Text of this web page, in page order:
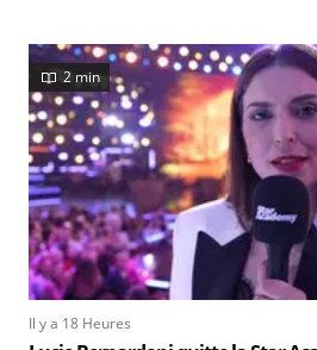
2 min
Il y a 18 Heures